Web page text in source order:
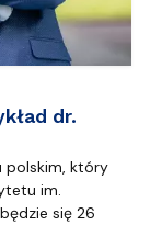
dr.
polskim, który
im.
się 26